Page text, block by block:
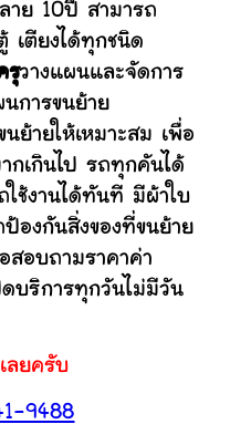
าย 10ปี สามารถ
เตียงได้ทุกชนิด
รุวางแผนและจัดการ
นการขนย้าย
นย้ายให้เหมาะสม เพื่อ
ากเกินไป รถทุกคันได้
ใช้งานได้ทันที มีผ้าใบ
องกันสิ่งของที่ขนย้าย
สอบถามราคาค่า
บริการทุกวันไม่มีวัน
ลยครับ
9488